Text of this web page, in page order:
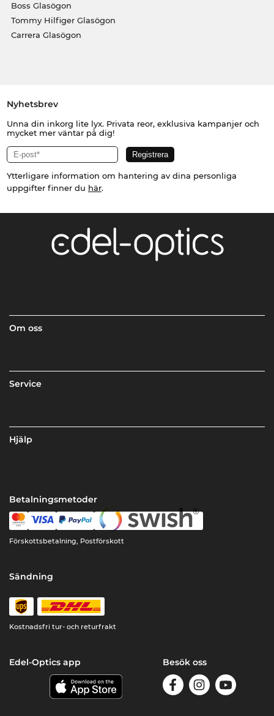
Boss Glasögon
Tommy Hilfiger Glasögon
Carrera Glasögon
Nyhetsbrev
Unna din inkorg lite lyx. Privata reor, exklusiva kampanjer och
mycket mer väntar på dig!
Ytterligare information om hantering av dina personliga
uppgifter finner du här.
Om oss
Service
Hjälp
Betalningsmetoder
Förskottsbetalning, Postförskott
Sändning
Kostnadsfri tur- och returfrakt
Edel-Optics app Besök oss